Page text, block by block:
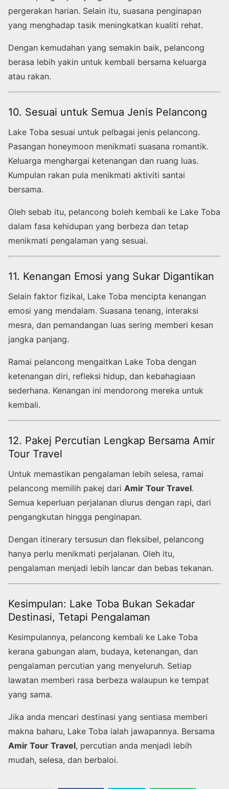
pergerakan harian. Selain itu, suasana penginapan
yang menghadap tasik meningkatkan kualiti rehat.
Dengan kemudahan yang semakin baik, pelancong
berasa lebih yakin untuk kembali bersama keluarga
atau rakan.
10. Sesuai untuk Semua Jenis Pelancong
Lake Toba sesuai untuk pelbagai jenis pelancong.
Pasangan honeymoon menikmati suasana romantik.
Keluarga menghargai ketenangan dan ruang luas.
Kumpulan rakan pula menikmati aktiviti santai
bersama.
Oleh sebab itu, pelancong boleh kembali ke Lake Toba
dalam fasa kehidupan yang berbeza dan tetap
menikmati pengalaman yang sesuai.
11. Kenangan Emosi yang Sukar Digantikan
Selain faktor fizikal, Lake Toba mencipta kenangan
emosi yang mendalam. Suasana tenang, interaksi
mesra, dan pemandangan luas sering memberi kesan
jangka panjang.
Ramai pelancong mengaitkan Lake Toba dengan
ketenangan diri, refleksi hidup, dan kebahagiaan
sederhana. Kenangan ini mendorong mereka untuk
kembali.
12. Pakej Percutian Lengkap Bersama Amir
Tour Travel
Untuk memastikan pengalaman lebih selesa, ramai
pelancong memilih pakej dari Amir Tour Travel.
Semua keperluan perjalanan diurus dengan rapi, dari
pengangkutan hingga penginapan.
Dengan itinerary tersusun dan fleksibel, pelancong
hanya perlu menikmati perjalanan. Oleh itu,
pengalaman menjadi lebih lancar dan bebas tekanan.
Kesimpulan: Lake Toba Bukan Sekadar
Destinasi, Tetapi Pengalaman
Kesimpulannya, pelancong kembali ke Lake Toba
kerana gabungan alam, budaya, ketenangan, dan
pengalaman percutian yang menyeluruh. Setiap
lawatan memberi rasa berbeza walaupun ke tempat
yang sama.
Jika anda mencari destinasi yang sentiasa memberi
makna baharu, Lake Toba ialah jawapannya. Bersama
Amir Tour Travel, percutian anda menjadi lebih
mudah, selesa, dan berbaloi.